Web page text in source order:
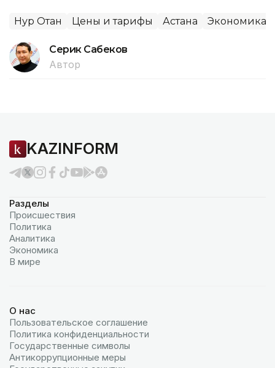
Нур Отан Цены и тарифы Астана Экономика
Серик Сабеков
Автор
KAZINFORM
Разделы
Происшествия
Политика
Аналитика
Экономика
В мире
О нас
Пользовательское соглашение
Политика конфиденциальности
Государственные символы
Антикоррупционные меры